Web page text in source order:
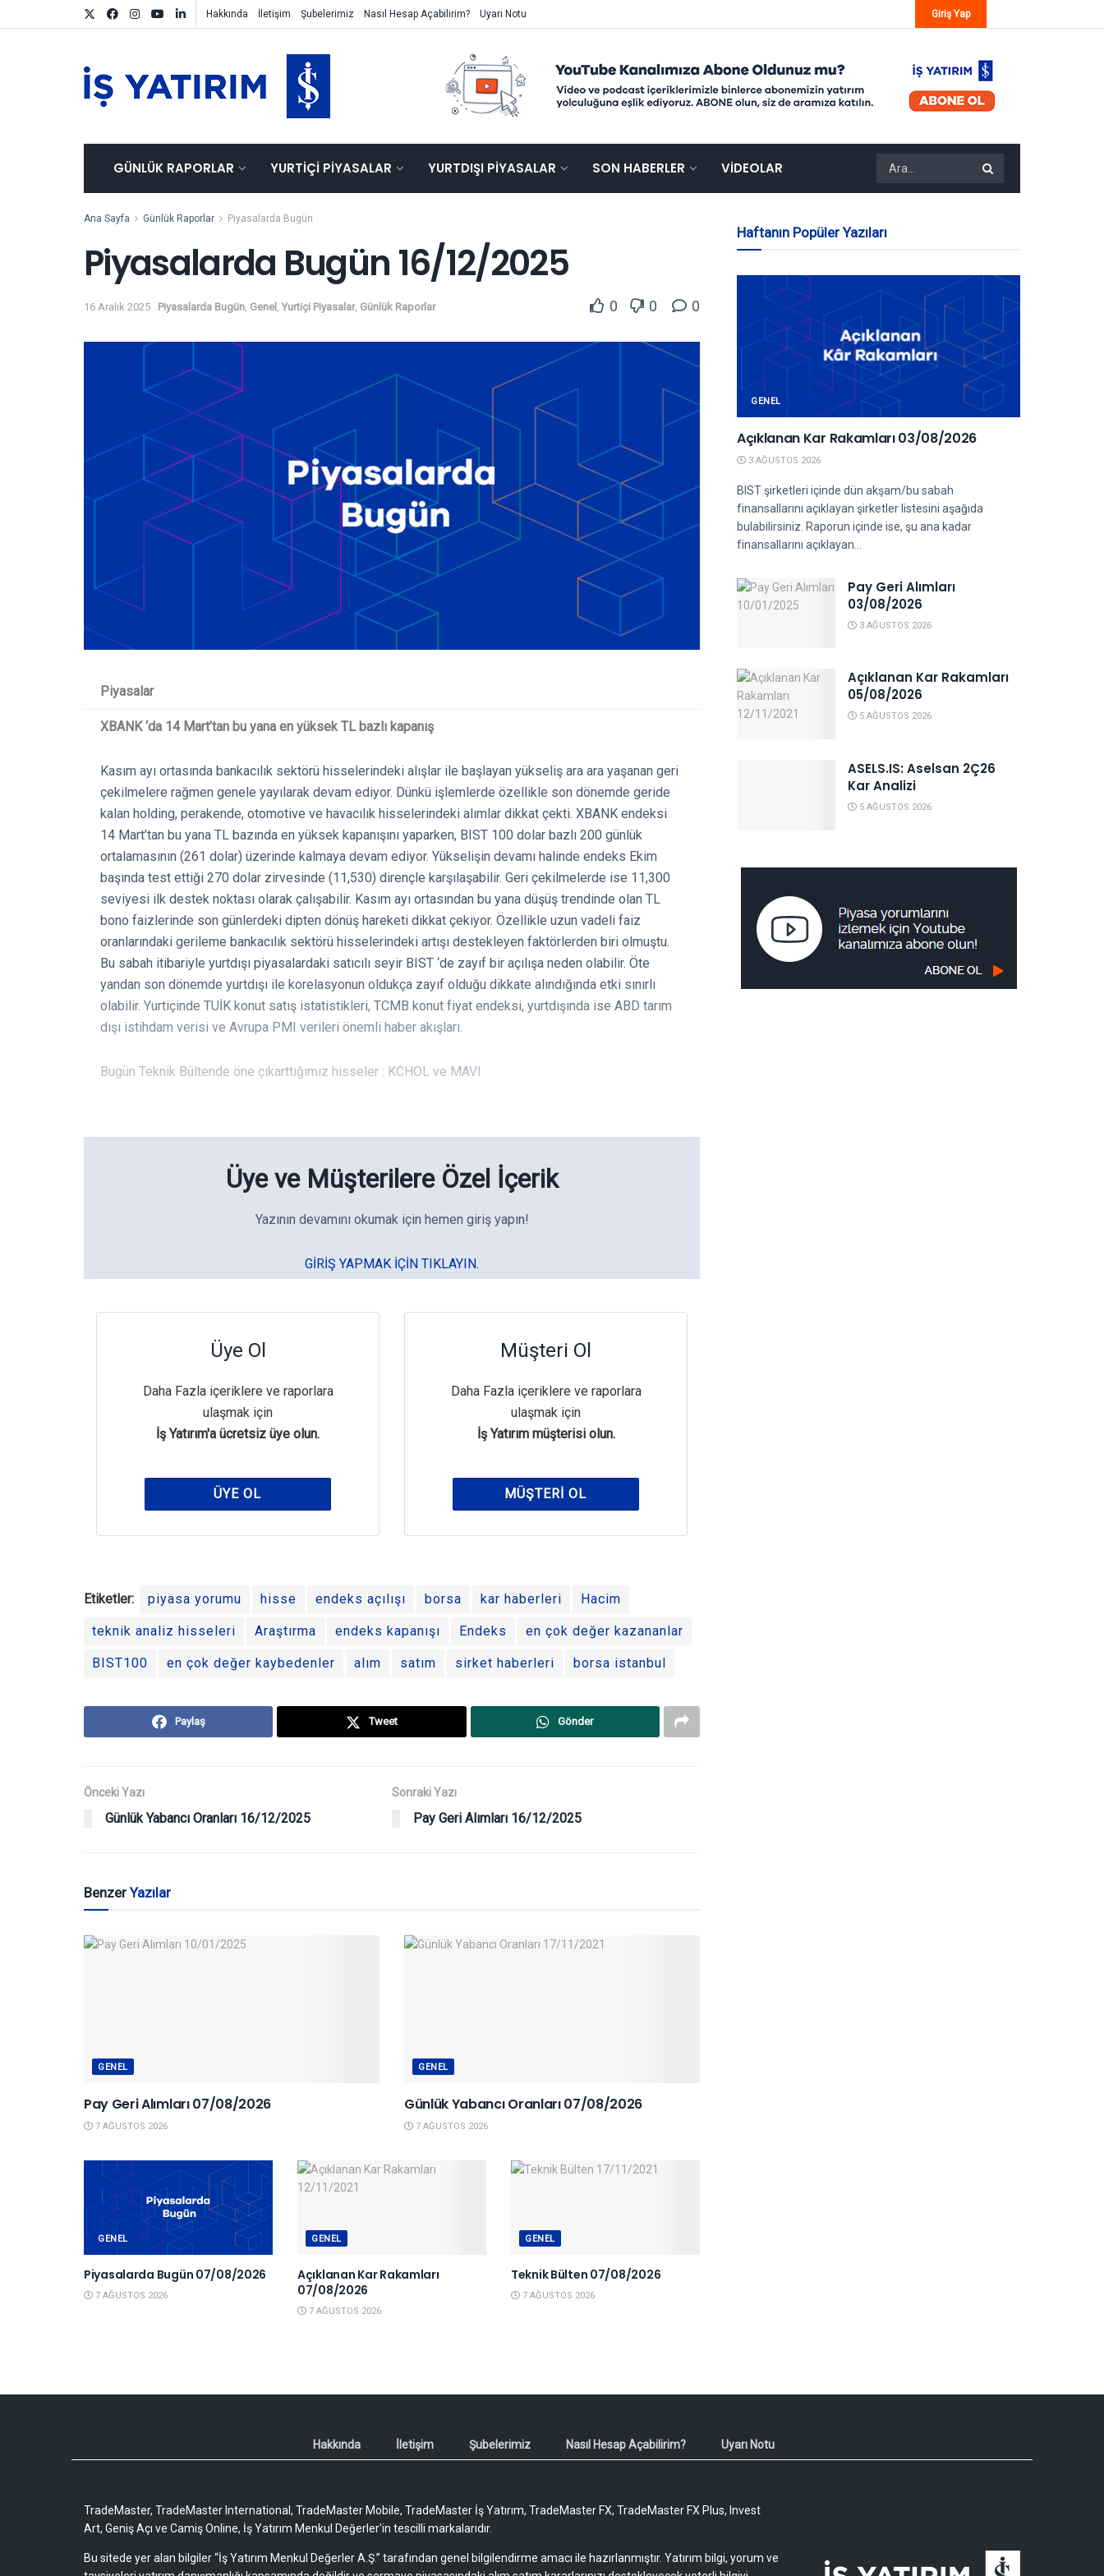
Hakkında İletişim Şubelerimiz Nasıl Hesap Açabilirim? Uyarı Notu Giriş Yap
GÜNLÜK RAPORLAR YURTIÇI PIYASALAR YURTDIŞI PIYASALAR SON HABERLER VIDEOLAR
Ana Sayfa Günlük Raporlar Piyasalarda Bugün
Piyasalarda Bugün 16/12/2025
16 Aralık 2025 Piyasalarda Bugün Genel Yurtiçi Piyasalar, Günlük Raporlar 0 0 0
Piyasalar
XBANK ‘da 14 Mart’tan bu yana en yüksek TL bazlı kapanış
Kasım ayı ortasında bankacılık sektörü hisselerindeki alışlar ile başlayan yükseliş ara ara yaşanan geri
çekilmelere rağmen genele yayılarak devam ediyor. Dünkü işlemlerde özellikle son dönemde geride
kalan holding, perakende, otomotive ve havacılık hisselerindeki alımlar dikkat çekti. XBANK endeksi
14 Mart’tan bu yana TL bazında en yüksek kapanışını yaparken, BIST 100 dolar bazlı 200 günlük
ortalamasının (261 dolar) üzerinde kalmaya devam ediyor. Yükselişin devamı halinde endeks Ekim
başında test ettiği 270 dolar zirvesinde (11,530) dirençle karşılaşabilir. Geri çekilmelerde ise 11,300
seviyesi ilk destek noktası olarak çalışabilir. Kasım ayı ortasından bu yana düşüş trendinde olan TL
bono faizlerinde son günlerdeki dipten dönüş hareketi dikkat çekiyor. Özellikle uzun vadeli faiz
oranlarındaki gerileme bankacılık sektörü hisselerindeki artışı destekleyen faktörlerden biri olmuştu.
Bu sabah itibariyle yurtdışı piyasalardaki satıcılı seyir BIST ‘de zayıf bir açılışa neden olabilir. Öte
yandan son dönemde yurtdışı ile korelasyonun oldukça zayıf olduğu dikkate alındığında etki sınırlı
olabilir. Yurtiçinde TUİK konut satış istatistikleri, TCMB konut fiyat endeksi, yurtdışında ise ABD tarım
dışı istihdam verisi ve Avrupa PMI verileri önemli haber akışları.
Bugün Teknik Bültende öne çıkarttığımız hisseler : KCHOL ve MAVI
Üye ve Müşterilere Özel İçerik
Yazının devamını okumak için hemen giriş yapın!
GIRIŞ YAPMAK IÇIN TIKLAYIN.
Üye Ol
Daha Fazla içeriklere ve raporlara
ulaşmak için
İş Yatırım'a ücretsiz üye olun.
ÜYE OL
Müşteri Ol
Daha Fazla içeriklere ve raporlara
ulaşmak için
İş Yatırım müşterisi olun.
MÜŞTERI OL
Etiketler: piyasa yorumu hisse endeks açılışı borsa kar haberleri Hacim
teknik analiz hisseleri Araştırma endeks kapanışı Endeks en çok değer kazananlar
BIST100 en çok değer kaybedenler alım satım sirket haberleri borsa istanbul
Paylaş Tweet Gönder
Önceki Yazı
Günlük Yabancı Oranları 16/12/2025
Sonraki Yazı
Pay Geri Alımları 16/12/2025
BenzerYazılar
GENEL
Pay Geri Alımları 07/08/2026
7 AĞUSTOS 2026
GENEL
Günlük Yabancı Oranları 07/08/2026
7 AĞUSTOS 2026
GENEL
Piyasalarda Bugün 07/08/2026
7 AĞUSTOS 2026
GENEL
Açıklanan Kar Rakamları
07/08/2026
7 AĞUSTOS 2026
GENEL
Teknik Bülten 07/08/2026
7 AĞUSTOS 2026
Haftanın Popüler Yazıları
GENEL
Açıklanan Kar Rakamları 03/08/2026
3 AĞUSTOS 2026
BIST şirketleri içinde dün akşam/bu sabah
finansallarını açıklayan şirketler listesini aşağıda
bulabilirsiniz. Raporun içinde ise, şu ana kadar
finansallarını açıklayan...
Pay Geri Alımları
03/08/2026
3 AĞUSTOS 2026
Açıklanan Kar Rakamları
05/08/2026
5 AĞUSTOS 2026
ASELS.IS: Aselsan 2Ç26
Kar Analizi
5 AĞUSTOS 2026
Hakkında İletişim Şubelerimiz Nasıl Hesap Açabilirim? Uyarı Notu
TradeMaster, TradeMaster International, TradeMaster Mobile, TradeMaster İş Yatırım, TradeMaster FX, TradeMaster FX Plus, Invest
Art, Geniş Açı ve Camiş Online, İş Yatırım Menkul Değerler'in tescilli markalarıdır.
Bu sitede yer alan bilgiler “İş Yatırım Menkul Değerler A.Ş.” tarafından genel bilgilendirme amacı ile hazırlanmıştır. Yatırım bilgi, yorum ve